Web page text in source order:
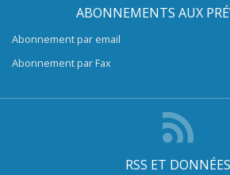
ABONNEMENTS AUX
Abonnement par email
Abonnement par Fax
RSS ET DONNÉES